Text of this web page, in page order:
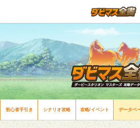
初心者手引き シナリオ攻略 攻略/イベント データベ